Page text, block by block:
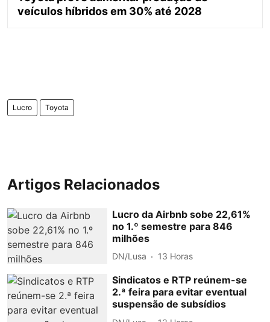
veículos híbridos em 30% até 2028
Lucro Toyota
Artigos Relacionados
Lucro da Airbnb sobe 22,61%
no 1.º semestre para 846
milhões
DN/Lusa 13 Horas
Sindicatos e RTP reúnem-se
2.ª feira para evitar eventual
suspensão de subsídios